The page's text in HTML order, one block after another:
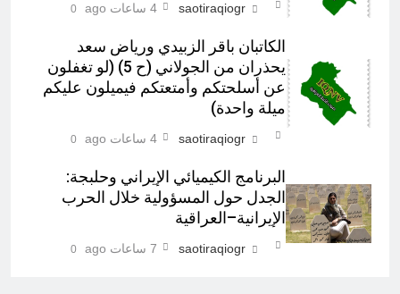
saotiraqiogr 4 ساعات ago 0
الكاتبان باقر الزبيدي ورياض سعد
يحذران من الجولاني (ح 5) (لو تغفلون
عن أسلحتكم وأمتعتكم فيميلون عليكم
ميلة واحدة)
saotiraqiogr 4 ساعات ago 0
البرنامج الكيميائي الإيراني وحلبجة:
الجدل حول المسؤولية خلال الحرب
الإيرانية–العراقية
saotiraqiogr 7 ساعات ago 0